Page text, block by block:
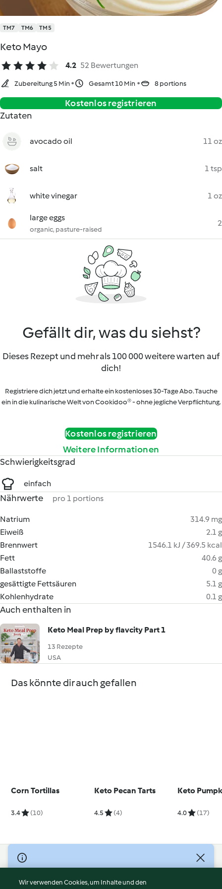
TM7 TM6 TM5
Keto Mayo
4.2 52 Bewertungen
Zubereitung 5 Min Gesamt 10 Min 8 portions
Kostenlos registrieren
Zutaten
avocado oil 11 oz
salt 1 tsp
white vinegar 1 oz
large eggs
organic, pasture-raised
2
Gefällt dir, was du siehst?
Dieses Rezept und mehr als 100 000 weitere warten auf
dich!
Registriere dich jetzt und erhalte ein kostenloses 30-Tage Abo. Tauche
ein in die kulinarische Welt von Cookidoo® - ohne jegliche Verpflichtung.
Kostenlos registrieren
Weitere Informationen
Schwierigkeitsgrad
einfach
Nährwerte pro 1 portions
Natrium
314.9 mg
Eiweiß
2.1 g
Brennwert
1546.1 kJ / 369.5 kcal
Fett
40.6 g
Ballaststoffe
0 g
gesättigte Fettsäuren
5.1 g
Kohlenhydrate
0.1 g
Auch enthalten in
Keto Meal Prep by flavcity Part 1
13 Rezepte
USA
Das könnte dir auch gefallen
Corn Tortillas
3.4 (10)
Keto Pecan Tarts
4.5 (4)
Keto
4.0 (17)
© Copyright 2026
Nutzungsbedingungen
Wir verwenden Cookies, um Inhalte und den